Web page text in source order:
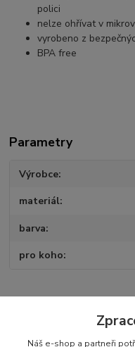
polici
nelze ohřívat v
vyrobeno z
BPA free
Parametry
Výrobce
materiál
barva
pro koho
Zboží zařazeno v
Kojenecké potřeby
Náš e-shop a partneři